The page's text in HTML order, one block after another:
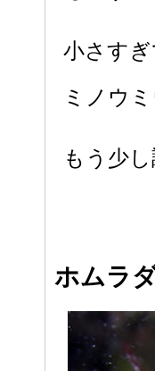
小さす
ミノウ
もう少
ホムラ